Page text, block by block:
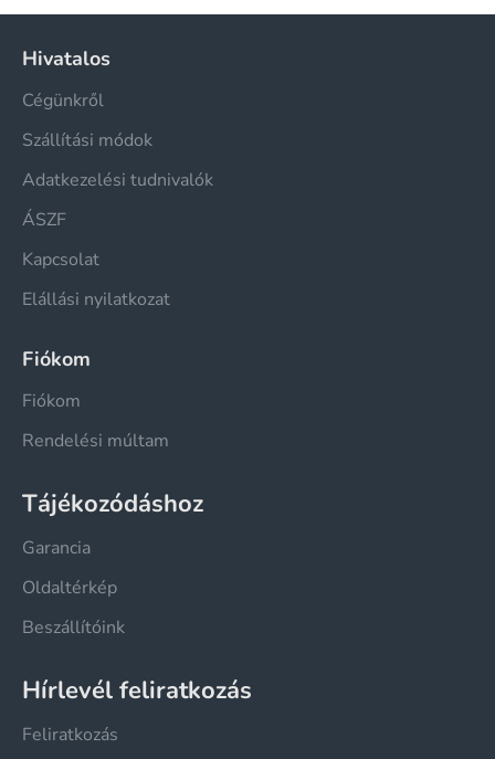
Hivatalos
Cégünkről
Szállítási módok
Adatkezelési tudnivalók
ÁSZF
Kapcsolat
Elállási nyilatkozat
Fiókom
Fiókom
Rendelési múltam
Tájékozódáshoz
Garancia
Oldaltérkép
Beszállítóink
Hírlevél feliratkozás
Feliratkozás